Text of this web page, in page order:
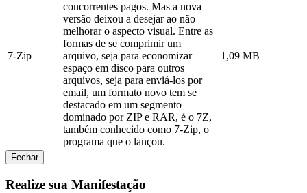
7-Zip
concorrentes pagos. Mas a nova
versão deixou a desejar ao não
melhorar o aspecto visual. Entre as
formas de se comprimir um
arquivo, seja para economizar
espaço em disco para outros
arquivos, seja para enviá-los por
email, um formato novo tem se
destacado em um segmento
dominado por ZIP e RAR, é o 7Z,
também conhecido como 7-Zip, o
programa que o lançou.
1,09 MB
Fechar
Realize sua Manifestação